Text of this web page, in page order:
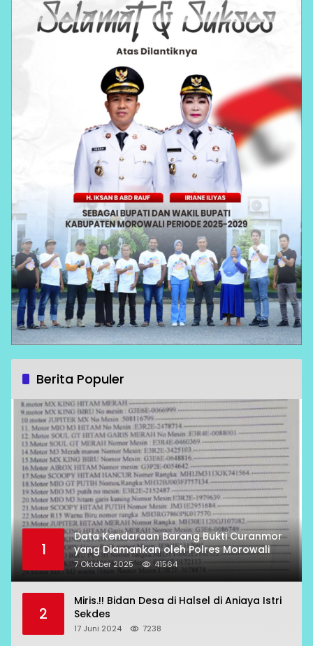
Berita Populer
1
Data Kendaraan Barang Bukti Curanmor
yang Diamankan oleh Polres Morowali
7 Oktober 2025 41564
2
Miris.!! Bidan Desa di Halsel di Aniaya Istri
Sekdes
17 Juni 2024 7238